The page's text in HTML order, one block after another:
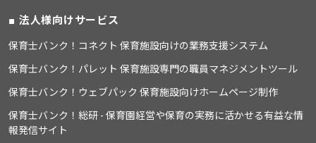
法人様向けサービス
保育士バンク！コネクト 保育施設向けの業務支援システム
保育士バンク！パレット 保育施設専門の職員マネジメントツール
保育士バンク！ウェブパック 保育施設向けホームページ制作
保育士バンク！総研 - 保育園経営や保育の実務に活かせる有益な情
報発信サイト